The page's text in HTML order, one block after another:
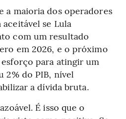
a maioria dos operadores
se Lula
com um resultado
em 2026, e o próximo
para atingir um
2% do PIB, nível
a dívida bruta.
É isso que o